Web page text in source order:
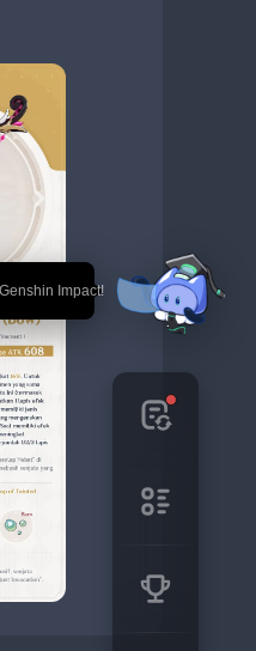
Genshin Impact!